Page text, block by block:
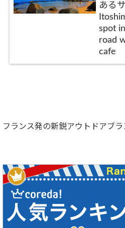
ある
spot
road
cafe
フランス発の新鋭アウトドアブラ